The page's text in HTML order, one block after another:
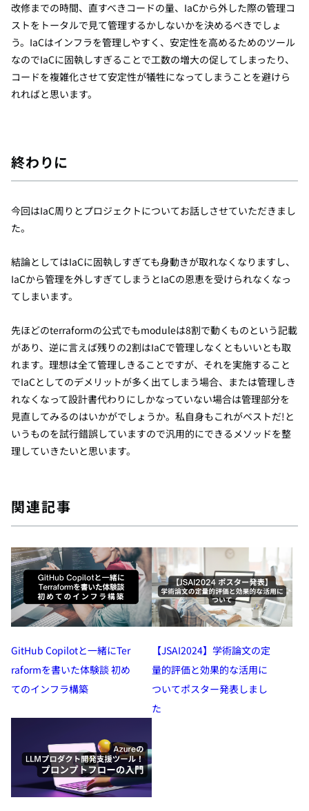
改修までの時間、直すべきコードの量、IaCから外した際の管理コ
ストをトータルで見て管理するかしないかを決めるべきでしょ
う。IaCはインフラを管理しやすく、安定性を高めるためのツール
なのでIaCに固執しすぎることで工数の増大の促してしまったり、
コードを複雑化させて安定性が犠牲になってしまうことを避けら
れればと思います。
終わりに
今回はIaC周りとプロジェクトについてお話しさせていただきまし
た。
結論としてはIaCに固執しすぎても身動きが取れなくなりますし、
IaCから管理を外しすぎてしまうとIaCの恩恵を受けられなくなっ
てしまいます。
先ほどのterraformの公式でもmoduleは8割で動くものという記載
があり、逆に言えば残りの2割はIaCで管理しなくともいいとも取
れます。理想は全て管理しきることですが、それを実施すること
でIaCとしてのデメリットが多く出てしまう場合、または管理しき
れなくなって設計書代わりにしかなっていない場合は管理部分を
見直してみるのはいかがでしょうか。私自身もこれがベストだ!と
いうものを試行錯誤していますので汎用的にできるメソッドを整
理していきたいと思います。
関連記事
GitHub Copilotと一緒にTer
raformを書いた体験談 初め
てのインフラ構築
【JSAI2024】学術論文の定
量的評価と効果的な活用に
ついてポスター発表しまし
た